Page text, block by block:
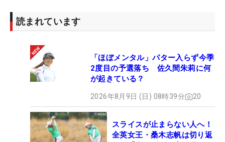
読まれています
「ほぼメンタル」パター入らず今季
2度目の予選落ち 佐久間朱莉に何
が起きている？
2026年8月9日 (日) 08時39分 20
スライスが止まらない人へ！
全英女王・桑木志帆は切り返